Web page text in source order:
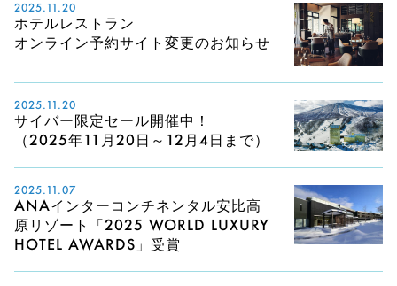
2025.11.20
ホテルレストラン
オンライン予約サイト変更のお知らせ
2025.11.20
サイバー限定セール開催中！
（2025年11月20日～12月4日まで）
2025.11.07
ANAインターコンチネンタル安比高
原リゾート「2025 WORLD LUXURY
HOTEL AWARDS」受賞